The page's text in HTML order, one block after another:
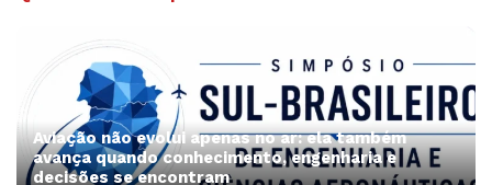
Aviação não evolui apenas no ar: ela também
avança quando conhecimento, engenharia e
decisões se encontram